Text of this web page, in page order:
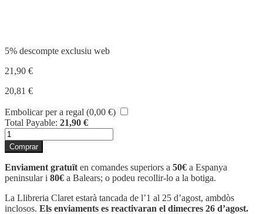
5% descompte exclusiu web
21,90 €
20,81 €
Embolicar per a regal (0,00 €)
Total Payable: 21,90 €
quantitat
de
LOS
VECINOS
DE
ENFRENTE
Comprar
Enviament gratuït en comandes superiors a 50€ a Espanya
peninsular i 80€ a Balears; o podeu recollir-lo a la botiga.
La Llibreria Claret estarà tancada de l’1 al 25 d’agost, ambdòs
inclosos. Els enviaments es reactivaran el dimecres 26 d’agost.